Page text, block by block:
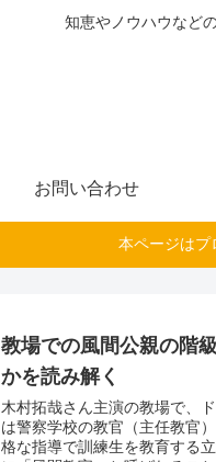
知恵やノウハウなど
お問い合わせ
本ページはプ
教場での風間公親の階
かを読み解く
木村拓哉さん主演の教場で、
は警察学校の教官（主任教官） です。 神奈川県警察学
格な指導で訓練生を教育する立場と